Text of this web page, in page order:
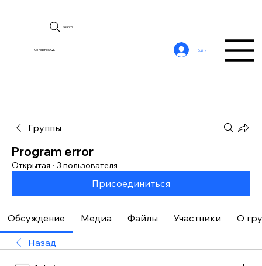
CerebroSQL
Search
Войти
Группы
Program error
Открытая · 3 пользователя
Присоединиться
Обсуждение Медиа Файлы Участники О
Назад